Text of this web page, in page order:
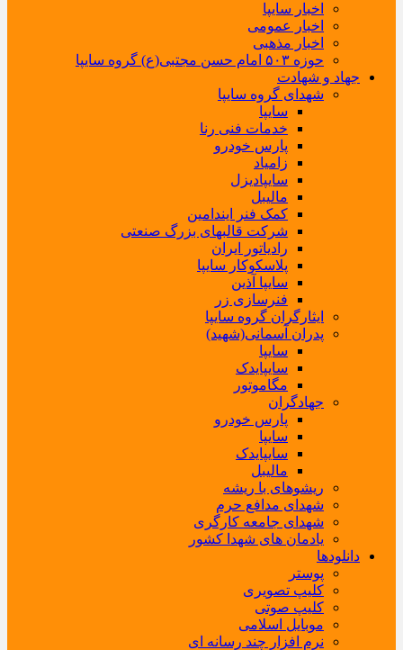
اخبار سایپا
اخبار عمومی
اخبار مذهبی
حوزه ۵۰۳ امام حسن مجتبی(ع) گروه سایپا
جهاد و شهادت
شهدای گروه سایپا
سایپا
خدمات فنی رنا
پارس خودرو
زامیاد
سایپادیزل
مالیبل
کمک فنر ایندامین
شرکت قالبهای بزرگ صنعتی
رادیاتور ایران
پلاسکوکار سایپا
سایپا آذین
فنرسازی زر
ایثارگران گروه سایپا
پدران آسمانی(شهید)
سایپا
سایپایدک
مگاموتور
جهادگران
پارس خودرو
سایپا
سایپایدک
مالیبل
ریشوهای با ریشه
شهدای مدافع حرم
شهدای جامعه کارگری
یادمان های شهدا کشور
دانلودها
پوستر
کلیپ تصویری
کلیپ صوتی
موبایل اسلامی
نرم افزار چند رسانه ای